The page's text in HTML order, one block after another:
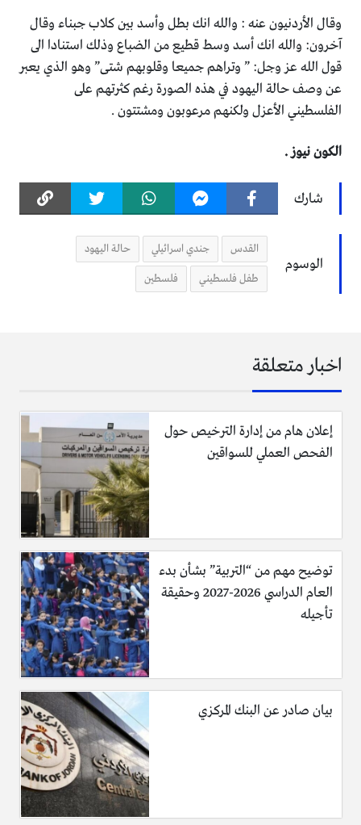
وقال الأردنيون عنه : والله انك بطل وأسد بين كلاب جبناء وقال
آخرون: والله انك أسد وسط قطيع من الضباع وذلك استنادا الى
قول الله عز وجل: ” وتراهم جميعا وقلوبهم شتى” وهو الذي يعبر
عن وصف حالة اليهود في هذه الصورة رغم كثرتهم على
الفلسطيني الأعزل ولكنهم مرعوبون ومشتتون .
الكون نيوز .
شارك
الوسوم
القدس جندي اسرائيلي حالة اليهود
طفل فلسطيني فلسطين
اخبار متعلقة
إعلان هام من إدارة الترخيص حول
الفحص العملي للسواقين
توضيح مهم من “التربية” بشأن بدء
العام الدراسي 2026-2027 وحقيقة
تأجيله
بيان صادر عن البنك المركزي